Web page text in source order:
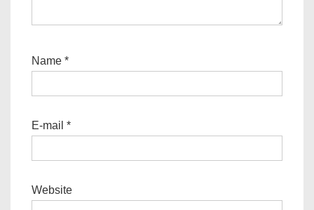
Name *
E-mail *
Website